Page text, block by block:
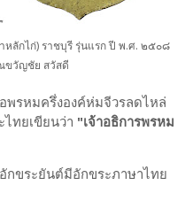
ลักไก่) ราชบุรี รุ่นแรก ปี พ.ศ. ๒๕๐๘
ขวัญชัย สวัสดี
พรหมครึ่งองค์ห่มจีวรลดไหล่
ทยเขียนว่า "เจ้าอธิการพรหม
กขระยันต์มีอักขระภาษาไทย